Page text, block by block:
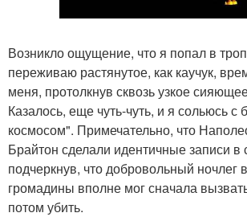
Возникло ощущение, что я попал в
переживаю растянутое, как каучук,
меня, протолкнув сквозь узкое
Казалось, еще чуть-чуть, и я сольюсь с
космосом". Примечательно, что
Брайтон сделали идентичные записи в
подчеркнув, что добровольный ночлег
громадины вполне мог сначала
потом убить.